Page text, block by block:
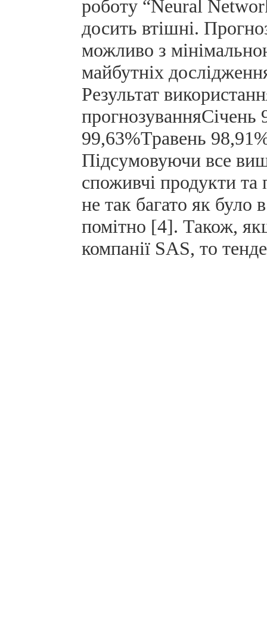
роботу “Neural
досить втішні.
можливо з
майбутніх
Результат
99,63%Травень
Підсумовуючи все
споживчі продукти та
не так багато як було
помітно [4]. Також,
компанії SAS, то